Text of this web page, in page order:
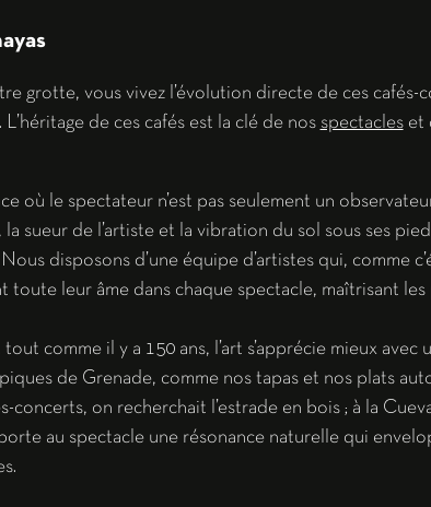
grotte, vous vivez l’évolution directe de ces cafés-
de ces cafés est la clé de nos spectacleset
où le spectateur n’est pas seulement un
sueur de l’artiste et la vibration du sol sous ses
disposons d’une équipe d’artistes qui, comme
toute leur âme dans chaque spectacle, maîtrisant les
comme il y a 150 ans, l’art s’apprécie mieux avec
de Grenade, comme nos tapas et nos plats
concerts, on recherchait l’estrade en bois ; à la
au spectacle une résonance naturelle qui